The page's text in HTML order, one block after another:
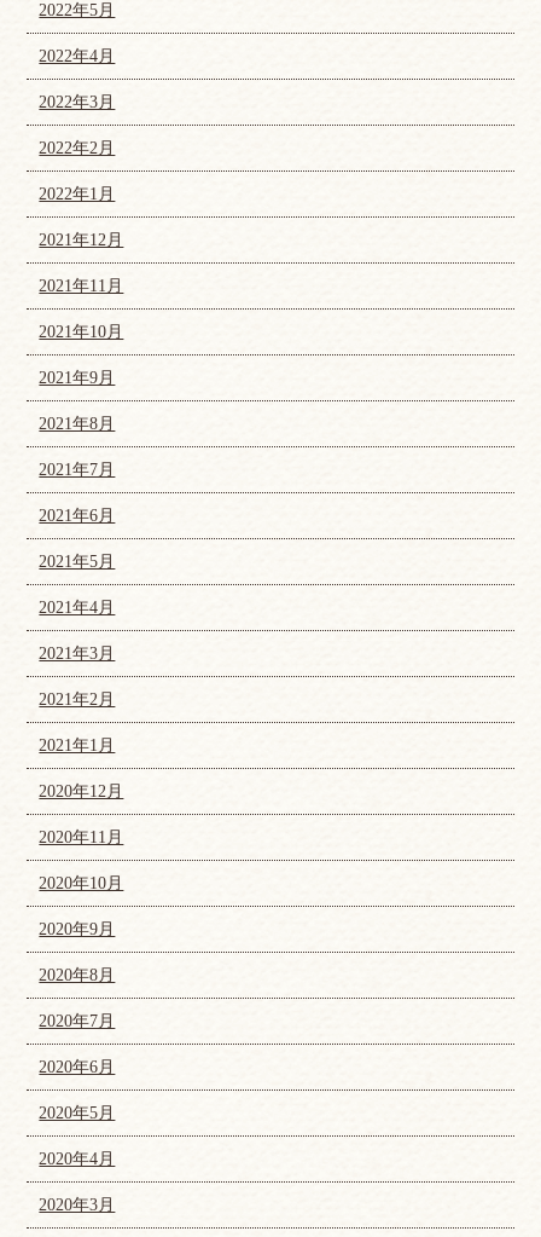
2022年5月
2022年4月
2022年3月
2022年2月
2022年1月
2021年12月
2021年11月
2021年10月
2021年9月
2021年8月
2021年7月
2021年6月
2021年5月
2021年4月
2021年3月
2021年2月
2021年1月
2020年12月
2020年11月
2020年10月
2020年9月
2020年8月
2020年7月
2020年6月
2020年5月
2020年4月
2020年3月